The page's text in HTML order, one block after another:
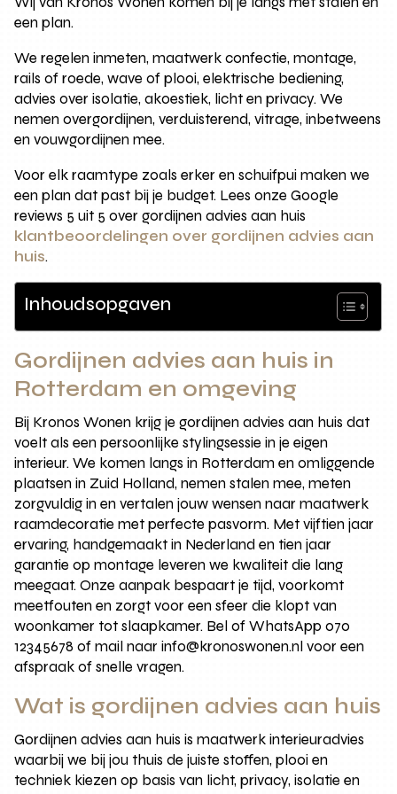
een plan.
We regelen inmeten, maatwerk confectie, montage,
rails of roede, wave of plooi, elektrische bediening,
advies over isolatie, akoestiek, licht en privacy. We
nemen overgordijnen, verduisterend, vitrage, inbetweens
en vouwgordijnen mee.
Voor elk raamtype zoals erker en schuifpui maken we
een plan dat past bij je budget. Lees onze Google
reviews 5 uit 5 over gordijnen advies aan huis
klantbeoordelingen over gordijnen advies aan
huis.
Inhoudsopgaven
Gordijnen advies aan huis in
Rotterdam en omgeving
Bij Kronos Wonen krijg je gordijnen advies aan huis dat
voelt als een persoonlijke stylingsessie in je eigen
interieur. We komen langs in Rotterdam en omliggende
plaatsen in Zuid Holland, nemen stalen mee, meten
zorgvuldig in en vertalen jouw wensen naar maatwerk
raamdecoratie met perfecte pasvorm. Met vijftien jaar
ervaring, handgemaakt in Nederland en tien jaar
garantie op montage leveren we kwaliteit die lang
meegaat. Onze aanpak bespaart je tijd, voorkomt
meetfouten en zorgt voor een sfeer die klopt van
woonkamer tot slaapkamer. Bel of WhatsApp 070
12345678 of mail naar info@kronoswonen.nl voor een
afspraak of snelle vragen.
Wat is gordijnen advies aan huis
Gordijnen advies aan huis is maatwerk interieuradvies
waarbij we bij jou thuis de juiste stoffen, plooi en
techniek kiezen op basis van licht, privacy, isolatie en